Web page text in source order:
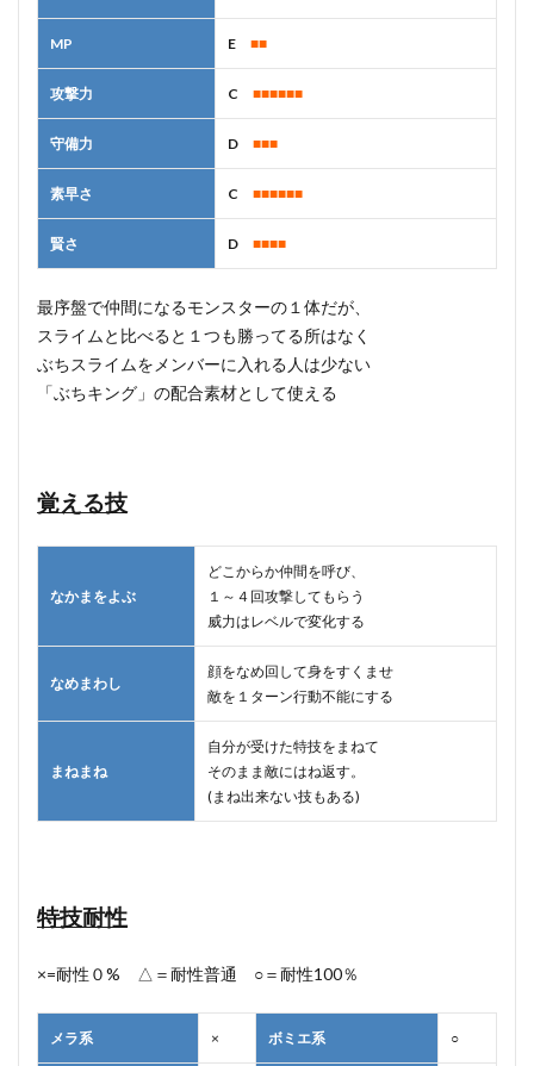
MP E ■■
攻撃力 C ■■■■■■
守備力 D ■■■
素早さ C ■■■■■■
賢さ D ■■■■
最序盤で仲間になるモンスターの１体だが、
スライムと比べると１つも勝ってる所はなく
ぶちスライムをメンバーに入れる人は少ない
「ぶちキング」の配合素材として使える
覚える技
なかまをよぶ
どこからか仲間を呼び、
１～４回攻撃してもらう
威力はレベルで変化する
なめまわし
顔をなめ回して身をすくませ
敵を１ターン行動不能にする
まねまね
自分が受けた特技をまねて
そのまま敵にはね返す。
(まね出来ない技もある)
特技耐性
×=耐性０% △＝耐性普通 ○＝耐性100％
メラ系 × ボミエ系 ○